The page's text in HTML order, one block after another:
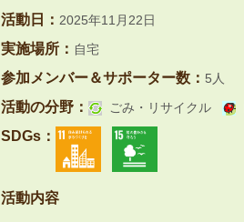
活動日： 2025年11月22日
実施場所： 自宅
参加メンバー＆サポーター数： 5人
活動の分野： ごみ・リサイクル
SDGs：
活動内容